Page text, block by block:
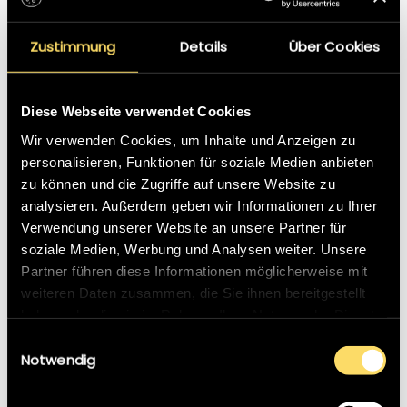
Zustimmung Details Über Cookies
Diese Webseite verwendet Cookies
Wir verwenden Cookies, um Inhalte und Anzeigen zu
personalisieren, Funktionen für soziale Medien anbieten
zu können und die Zugriffe auf unsere Website zu
analysieren. Außerdem geben wir Informationen zu Ihrer
Verwendung unserer Website an unsere Partner für
soziale Medien, Werbung und Analysen weiter. Unsere
Partner führen diese Informationen möglicherweise mit
weiteren Daten zusammen, die Sie ihnen bereitgestellt
Notwendig
SPIELSTANDANZEIGEN WEITHIN LESBAR!
vonWIPAmedia|Allgemein
Spielstandanzeigen von WIPAmedia sind preiswert,
langlebig, bei direktem Sonnenlicht klar ablesbar und
weithin lesbar. Wir liefern Spielstandanzeigen für die
Deutschland und der Schweiz verwenden